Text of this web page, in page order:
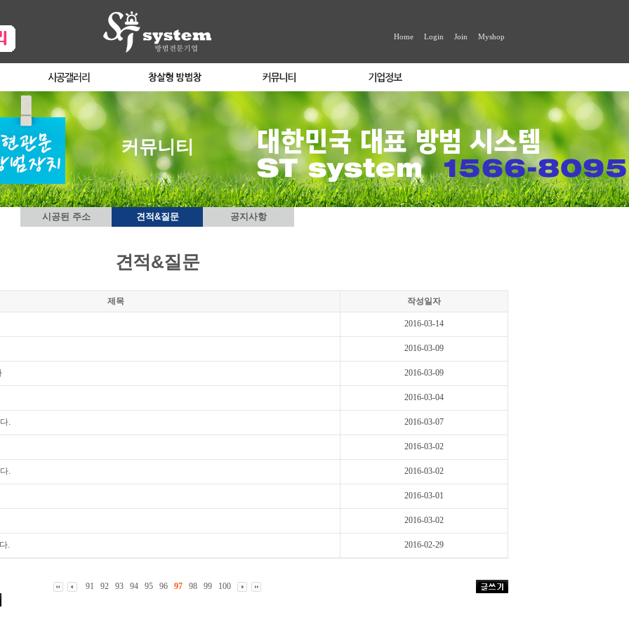
Home Login Join Myshop
커뮤니티
시공된 주소 견적&질문 공지사항
견적&질문
제목 작성일자
2016-03-14
2016-03-09
2016-03-09
2016-03-04
. 2016-03-07
2016-03-02
. 2016-03-02
2016-03-01
2016-03-02
. 2016-02-29
91 92 93 94 95 96 97 98 99 100